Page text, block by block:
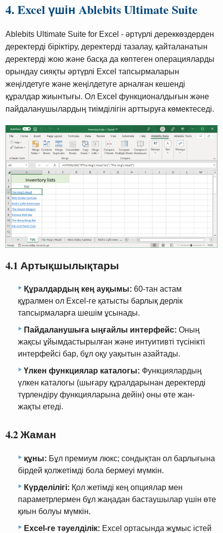
4. Excel үшін Ablebits Ultimate Suite
Ablebits Ultimate Suite for Excel - әртүрлі дереккөздерден
деректерді біріктіру, деректерді тазалау, қайталанатын
деректерді жою және басқа да көптеген операцияларды
орындау сияқты әртүрлі Excel тапсырмаларын
жеңілдетуге және жеңілдетуге арналған кешенді
құралдар жиынтығы. Ол Excel функционалдығын және
пайдаланушылардың тиімділігін арттыруға көмектеседі.
4.1 Артықшылықтары
Құралдардың кең ауқымы: 60-тан астам
құралмен ол Excel-ге қатысты барлық дерлік
тапсырмаларға шешім ұсынады.
Пайдаланушыға ыңғайлы интерфейс: Оның
жақсы ұйымдастырылған және интуитивті түсінікті
интерфейсі бар, бұл оқу уақытын азайтады.
Үлкен функциялар каталогы: Функциялардың
үлкен каталогы (шығару құралдарынан деректерді
түрлендіру функцияларына дейін) оны өте жан-
жақты етеді.
4.2 Жаман
құны: Бұл премиум люкс; сондықтан ол барлығына
бірдей қолжетімді бола бермеуі мүмкін.
Күрделілігі: Қол жетімді кең опциялар мен
параметрлермен бұл жаңадан бастаушылар үшін өте
қиын болуы мүмкін.
Excel-ге тәуелділік: Excel ортасында жұмыс істей